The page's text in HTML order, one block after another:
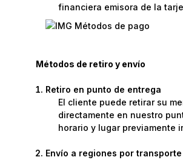
financiera emisora de la
Métodos de retiro y envío
Retiro en punto de entrega
El cliente puede retirar su
directamente en nuestro
horario y lugar previamente
Envío a regiones por